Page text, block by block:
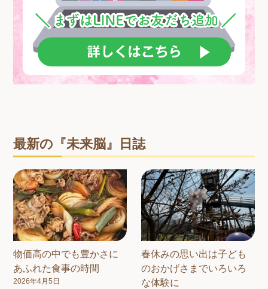
最新の『未来脳』日誌
物価高の中でも豊かさに
あふれた食事の時間
2026年4月5日
春休みの思い出は子ども
のおかげさまでいろいろ
な体験に